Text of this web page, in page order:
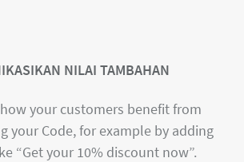
NILAI TAMBAHAN
your customers benefit from
your Code, for example by adding
“Get your 10% discount now”.